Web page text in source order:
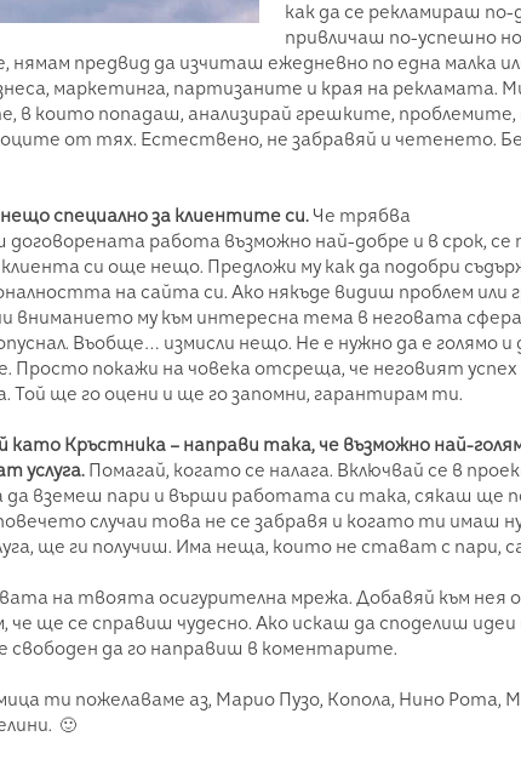
как да се рекламираш по-
привличаш по-успешно
нямам предвид да изчиташ ежедневно по една малка
маркетинга, партизаните и края на рекламата.
в които попадаш, анализирай грешките,
от тях. Естествено, не забравяй и четенето.
специално за клиентите си. Че трябва
работа възможно най-добре и в срок, се
си още нещо. Предложи му как да подобри
на сайта си. Ако някъде видиш проблем или
вниманието му към интересна тема в неговата
Въобще… измисли нещо. Не е нужно да е голямо
Просто покажи на човека отсреща, че неговият
Той ще го оцени и ще го запомни, гарантирам ти.
като Кръстника – направи така, че възможно най-
услуга. Помагай, когато се налага. Включвай се в
да вземеш пари и върши работата си така, сякаш ще
случаи това не се забравя и когато ти имаш
ще ги получиш. Има неща, които не стават с пари,
на твоята осигурителна мрежа. Добавяй към нея
че ще се справиш чудесно. Ако искаш да споделиш
свободен да го направиш в коментарите.
ти пожелаваме аз, Марио Пузо, Копола, Нино Рота,
🙂